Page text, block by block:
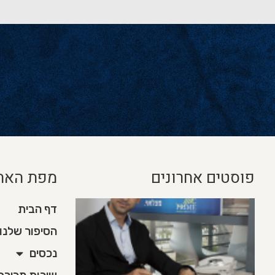
פוסטים אחרונים מפת
דף הבית
הסיפור שלנו
נכסים